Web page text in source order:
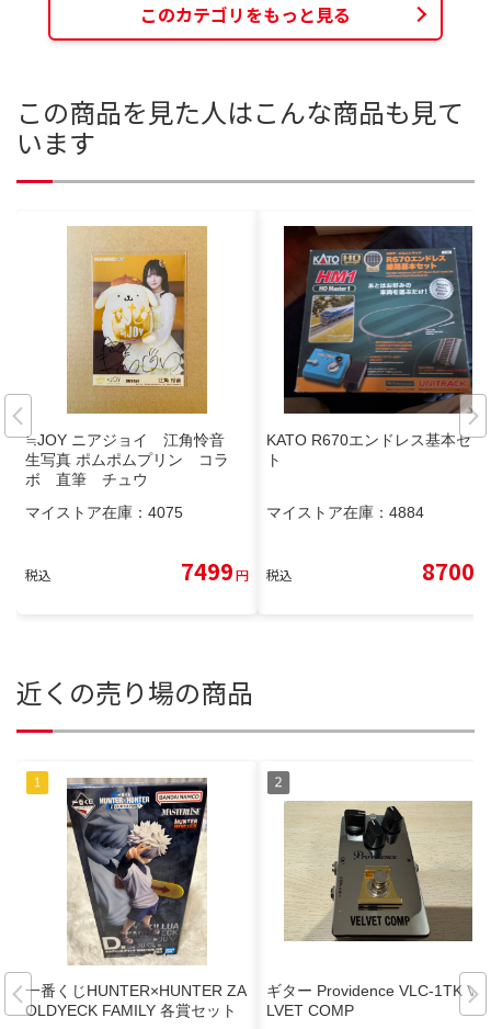
このカテゴリをもっと見る
この商品を見た人はこんな商品も見て
います
≒JOY ニアジョイ 江角怜音
生写真 ポムポムプリン コラ
ボ 直筆 チュウ
マイストア在庫： 4075
税込 7499円
KATO R670エンドレス基本セッ
ト
マイストア在庫： 4884
税込 8700
近くの売り場の商品
一番くじHUNTER×HUNTER ZA
OLDYECK FAMILY 各賞セット
ギター Providence VLC-1TK VE
LVET COMP